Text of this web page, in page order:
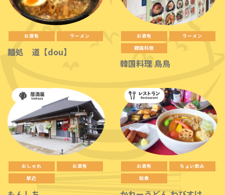
お酒有 ラーメン
麺処 道【dou】
お酒有
ラーメン
韓国料理
韓国料理 鳥鳥
おしゃれ
お酒有
駅近
お酒有
ちょい飲み
和食